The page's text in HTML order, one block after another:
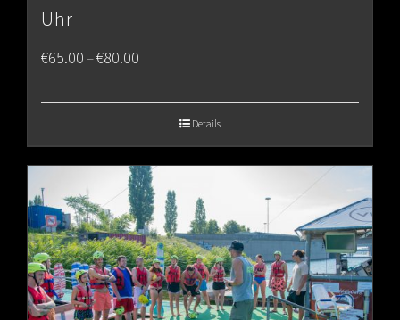
Uhr
€65.00–€80.00
€80.00
Details